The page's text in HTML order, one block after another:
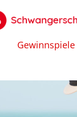
Gewinnspiele